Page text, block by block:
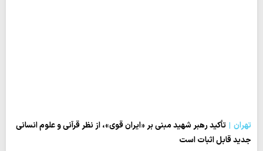
تهران
تأکید رهبر شهید مبنی بر «ایران قوی»، از نظر قرآنی و علوم انسانی
جدید قابل اثبات است